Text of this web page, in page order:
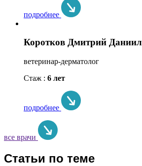
подробнее
Коротков Дмитрий
ветеринар-дерматолог
Стаж : 6 лет
подробнее
все врачи
Статьи по теме